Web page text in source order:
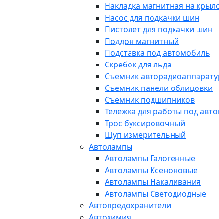
Накладка магнитная на
Насос для подкачки шин
Пистолет для подкачки шин
Поддон магнитный
Подставка под автомобиль
Скребок для льда
Съемник
Съемник панели облицовки
Съемник подшипников
Тележка для работы под
Трос буксировочный
Щуп измерительный
Автолампы
Автолампы Галогенные
Автолампы Ксеноновые
Автолампы Накаливания
Автолампы Светодиодные
Автопредохранители